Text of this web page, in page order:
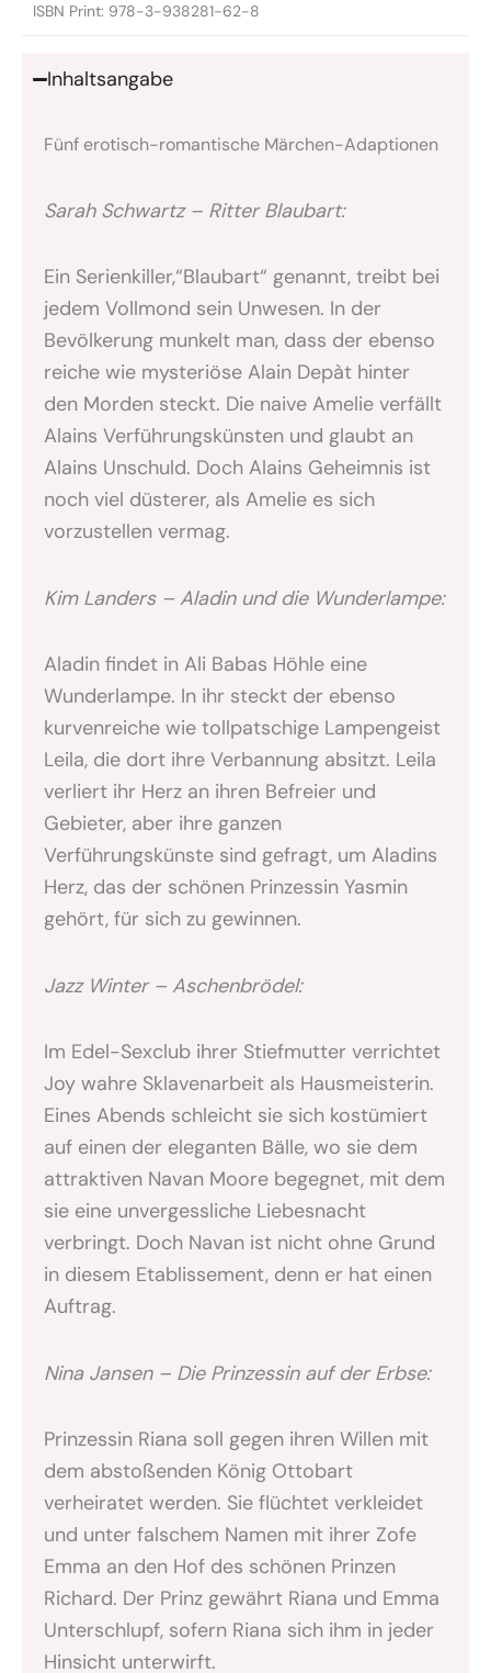
ISBN Print: 978-3-938281-62-8
Inhaltsangabe
Fünf erotisch-romantische Märchen-Adaptionen
Sarah Schwartz – Ritter Blaubart:
Ein Serienkiller,“Blaubart“ genannt, treibt bei
jedem Vollmond sein Unwesen. In der
Bevölkerung munkelt man, dass der ebenso
reiche wie mysteriöse Alain Depàt hinter
den Morden steckt. Die naive Amelie verfällt
Alains Verführungskünsten und glaubt an
Alains Unschuld. Doch Alains Geheimnis ist
noch viel düsterer, als Amelie es sich
vorzustellen vermag.
Kim Landers – Aladin und die Wunderlampe:
Aladin findet in Ali Babas Höhle eine
Wunderlampe. In ihr steckt der ebenso
kurvenreiche wie tollpatschige Lampengeist
Leila, die dort ihre Verbannung absitzt. Leila
verliert ihr Herz an ihren Befreier und
Gebieter, aber ihre ganzen
Verführungskünste sind gefragt, um Aladins
Herz, das der schönen Prinzessin Yasmin
gehört, für sich zu gewinnen.
Jazz Winter – Aschenbrödel:
Im Edel-Sexclub ihrer Stiefmutter verrichtet
Joy wahre Sklavenarbeit als Hausmeisterin.
Eines Abends schleicht sie sich kostümiert
auf einen der eleganten Bälle, wo sie dem
attraktiven Navan Moore begegnet, mit dem
sie eine unvergessliche Liebesnacht
verbringt. Doch Navan ist nicht ohne Grund
in diesem Etablissement, denn er hat einen
Auftrag.
Nina Jansen – Die Prinzessin auf der Erbse:
Prinzessin Riana soll gegen ihren Willen mit
dem abstoßenden König Ottobart
verheiratet werden. Sie flüchtet verkleidet
und unter falschem Namen mit ihrer Zofe
Emma an den Hof des schönen Prinzen
Richard. Der Prinz gewährt Riana und Emma
Unterschlupf, sofern Riana sich ihm in jeder
Hinsicht unterwirft.